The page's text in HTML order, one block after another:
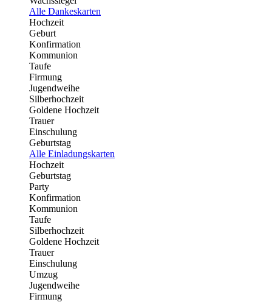
Alle Dankeskarten
Hochzeit
Geburt
Konfirmation
Kommunion
Taufe
Firmung
Jugendweihe
Silberhochzeit
Goldene Hochzeit
Trauer
Einschulung
Geburtstag
Alle Einladungskarten
Hochzeit
Geburtstag
Party
Konfirmation
Kommunion
Taufe
Silberhochzeit
Goldene Hochzeit
Trauer
Einschulung
Umzug
Jugendweihe
Firmung